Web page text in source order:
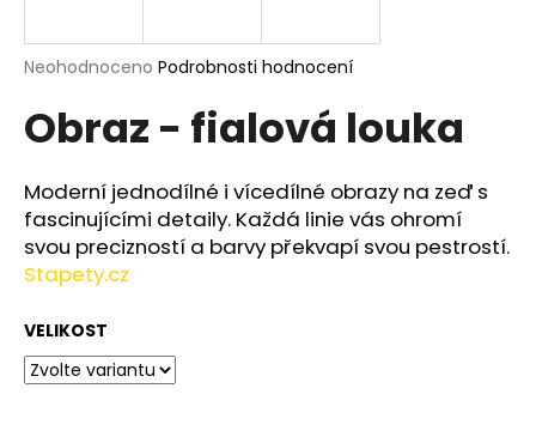
Průměrné
produktu
je
z
5
hvězdiček.
Neohodnoceno Podrobnosti hodnocení
Obraz - fialová louka
Moderní jednodílné i vícedílné obrazy na zeď s
fascinujícími detaily. Každá linie vás ohromí
svou precizností a barvy překvapí svou pestrostí.
Stapety.cz
VELIKOST
j
t
?
D